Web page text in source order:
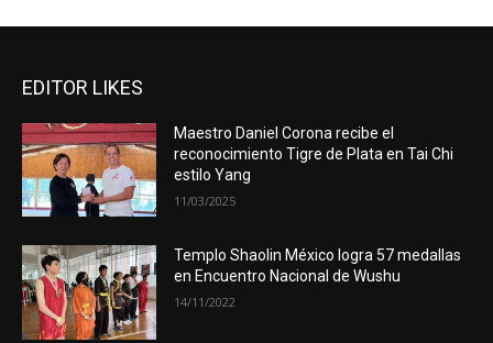
EDITOR LIKES
Maestro Daniel Corona recibe el
reconocimiento Tigre de Plata en Tai Chi
estilo Yang
11/03/2025
Templo Shaolin México logra 57 medallas
en Encuentro Nacional de Wushu
14/11/2022